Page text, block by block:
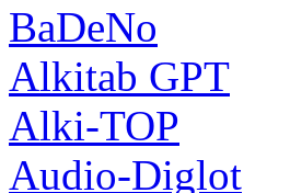
BaDeNo
Alkitab GPT
Alki-TOP
Audio-Diglot